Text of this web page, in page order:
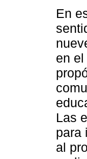
En
en
Las
para
al